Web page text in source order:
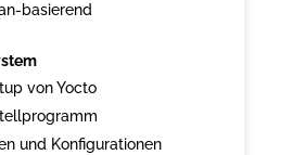
basierend
von Yocto
und Konfigurationen